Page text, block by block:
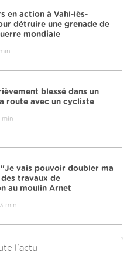
en action à Vahl-lès-
détruire une grenade de
mondiale
blessé dans un
route avec un cycliste
min
"Je vais pouvoir doubler ma
travaux de
au moulin Arnet
min
l'actu